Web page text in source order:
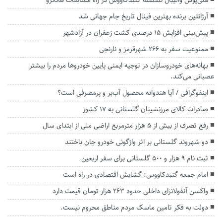
آرژانتین برنده بهترین فینال تاریخ جام جهانی شد
پیش‌بینی افزایش ۱۵ درصدی کشت زعفران در آزادشهر
ممنوعیت سفر به ۲۶۶ شهرقرمز و نارنجی
بهانه‌های خودروسازان در توجیه ایمنی پایین خودروها مردم را بیشتر
عصبانی می‌کند.
اینفوگرافی / آیا هندوانه محصول آب‌بر و پرمصرفی است؟
صادرات کالای مرزنشینان گلستانی به ۱۷ کشور
رفع تصرف از بیش از ۵ هزار مترمربع اراضی ملی از ابتدای سال
دو شهروند گلستانی بر اثر واژگونی خودرو جان باختند
ثبت نام ۹ هزار و ۵۰۰ گلستانی برای سفر اربعین
امام جمعه گنبدکاووس: گشایش اقتصادی در راه است
واکسن آنفولانزای داخلی حدود ۲۶۳ هزار تومان قیمت دارد
دولت به فکر تامین ماسک مردم مناطق محروم نیست.